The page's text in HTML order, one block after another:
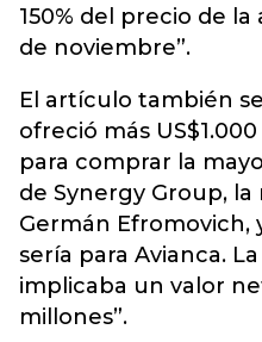
150% del precio de
de noviembre”.
El artículo también
ofreció más
para comprar la
de Synergy Group,
Germán Efromovich,
sería para Avianca.
implicaba un valor
millones”.